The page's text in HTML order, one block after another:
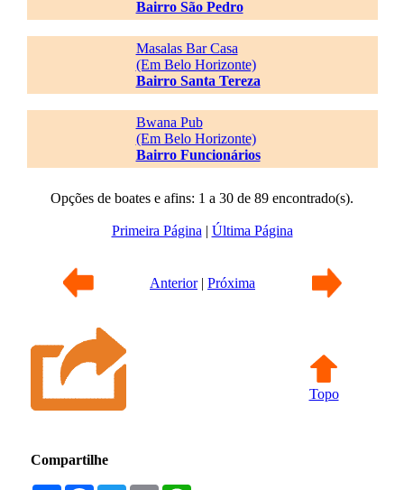
Bairro São Pedro
Masalas Bar Casa
(Em Belo Horizonte)
Bairro Santa Tereza
Bwana Pub
(Em Belo Horizonte)
Bairro Funcionários
Opções de boates e afins: 1 a 30 de 89 encontrado(s).
Primeira Página | Última Página
Anterior| Próxima
Topo
Compartilhe